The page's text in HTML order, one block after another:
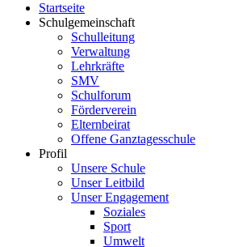
Startseite
Schulgemeinschaft
Schulleitung
Verwaltung
Lehrkräfte
SMV
Schulforum
Förderverein
Elternbeirat
Offene Ganztagesschule
Profil
Unsere Schule
Unser Leitbild
Unser Engagement
Soziales
Sport
Umwelt